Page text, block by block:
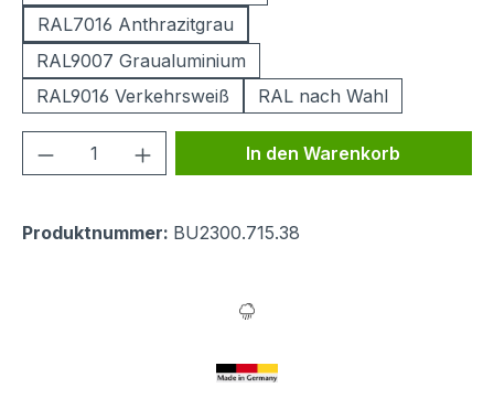
RAL7016 Anthrazitgrau
RAL9007 Graualuminium
RAL9016 Verkehrsweiß
RAL nach Wahl
Produkt Anzahl: Gib denIn den Warenkorb
Produktnummer: BU2300.715.38